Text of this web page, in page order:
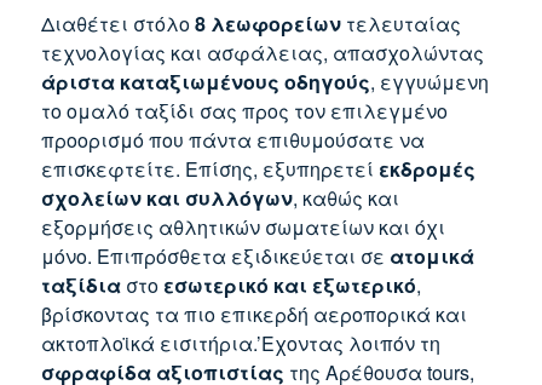
Διαθέτει στόλο8 λεωφορείων τελευταίας
τεχνολογίας και ασφάλειας, απασχολώντας
άριστα καταξιωμένους οδηγούς, εγγυώμενη
το ομαλό ταξίδι σας προς τον επιλεγμένο
προορισμό που πάντα επιθυμούσατε να
επισκεφτείτε. Επίσης, εξυπηρετεί εκδρομές
σχολείων και συλλόγων, καθώς και
εξορμήσεις αθλητικών σωματείων και όχι
μόνο. Επιπρόσθετα εξιδικεύεται σε ατομικά
ταξίδια στο εσωτερικό και εξωτερικό,
βρίσκοντας τα πιο επικερδή αεροπορικά και
ακτοπλοϊκά εισιτήρια.’Εχοντας λοιπόν τη
σφραφίδα αξιοπιστίας της Αρέθουσα tours,